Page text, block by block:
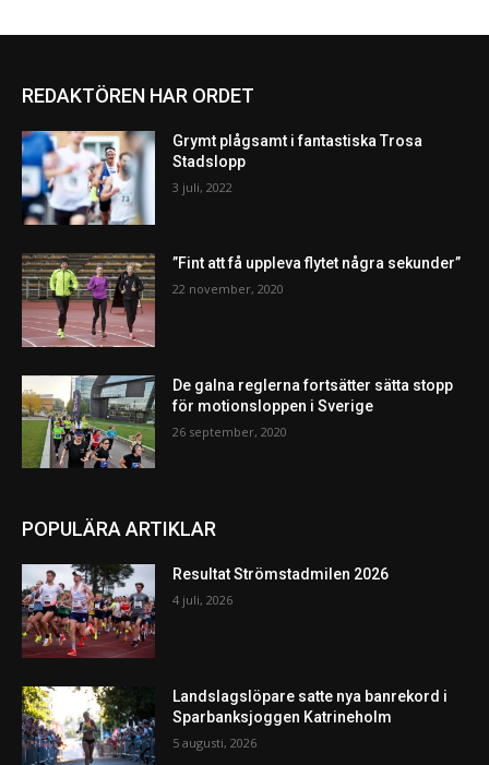
REDAKTÖREN HAR ORDET
Grymt plågsamt i fantastiska Trosa
Stadslopp
3 juli, 2022
”Fint att få uppleva flytet några sekunder”
22 november, 2020
De galna reglerna fortsätter sätta stopp
för motionsloppen i Sverige
26 september, 2020
POPULÄRA ARTIKLAR
Resultat Strömstadmilen 2026
4 juli, 2026
Landslagslöpare satte nya banrekord i
Sparbanksjoggen Katrineholm
5 augusti, 2026